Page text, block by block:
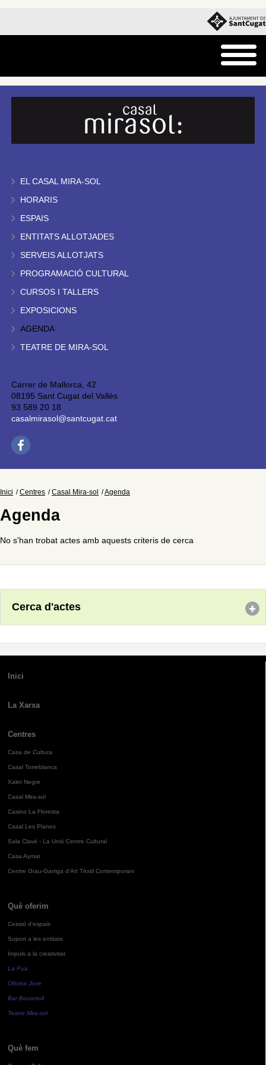
EL CASAL MIRA-SOL
HORARIS
ESPAIS
ENTITATS ALLOTJADES
SERVEIS ALLOTJATS
PROGRAMACIÓ CULTURAL
CURSOS I TALLERS
EXPOSICIONS
AGENDA
TEATRE DE MIRA-SOL
Carrer de Mallorca, 42
08195 Sant Cugat del Vallès
93 589 20 18
casalmirasol@santcugat.cat
Inici Centres Casal Mira-sol Agenda
Agenda
No s'han trobat actes amb aquests criteris de cerca
Cerca d'actes
Inici
La Xarxa
Centres
Casa de Cultura
Casal Torreblanca
Xalet Negre
Casal Mira-sol
Casino La Floresta
Casal Les Planes
Sala Clavé - La Unió Centre Cultural
Casa Aymat
Centre Grau-Garriga d'Art Tèxtil Contemporani
Què oferim
Cessió d'espais
Suport a les entitats
Impuls a la creativitat
La Pua
Oficina Jove
Bar Bocamoll
Teatre Mira-sol
Què fem